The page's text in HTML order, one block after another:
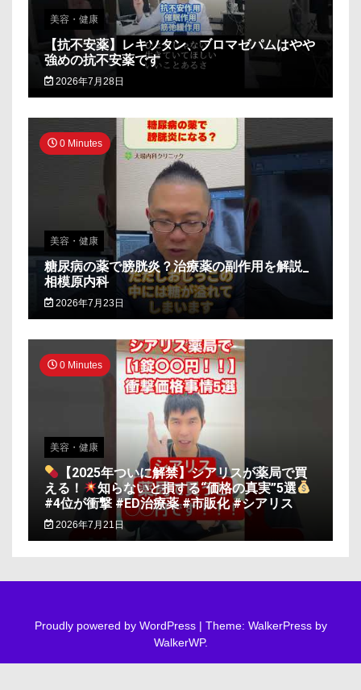
美容・健康
【抗不安薬】レキソタン、ブロマゼパムはやや
強めの抗不安薬です
2026年7月28日
0 Minutes
美容・健康
糖尿病の薬で膀胱炎？治療薬の副作用を解説_
相模原内科
2026年7月23日
0 Minutes
美容・健康
【2025年ついに解禁】シアリスが薬局で買
える！
知らないと損する“価格の真実”5選
#4位が衝撃 #ED治療薬 #市販化 #シアリス
2026年7月21日
Proudly powered by WordPress | Theme: WalkerPress by
WalkerWP.